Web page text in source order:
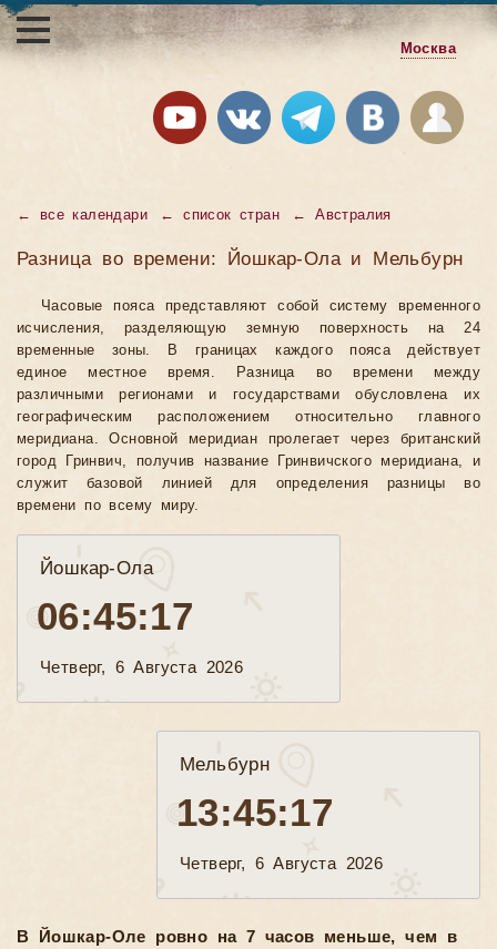
Москва
← все календари ←список стран ←Австралия
Разница во времени: Йошкар-Ола и Мельбурн
Часовые пояса представляют собой систему временного
исчисления, разделяющую земную поверхность на 24
временные зоны. В границах каждого пояса действует
единое местное время. Разница во времени между
различными регионами и государствами обусловлена их
географическим расположением относительно главного
меридиана. Основной меридиан пролегает через британский
город Гринвич, получив название Гринвичского меридиана, и
служит базовой линией для определения разницы во
времени по всему миру.
Йошкар-Ола
06:45:19
Четверг, 6 Августа 2026
Мельбурн
13:45:19
Четверг, 6 Августа 2026
В Йошкар-Оле ровно на 7 часов меньше, чем в